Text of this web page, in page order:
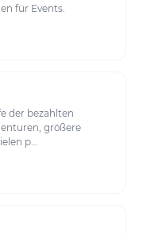
für Events.
der bezahlten
größere
p…